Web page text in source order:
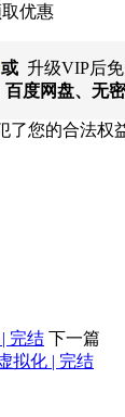
优惠
或 升级VIP后
百度网盘、无密
您的合法权
完结 下一篇
拟化 | 完结